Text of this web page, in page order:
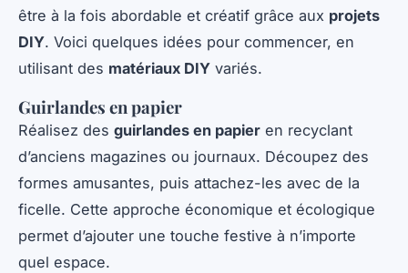
être à la fois abordable et créatif grâce aux projets
DIY. Voici quelques idées pour commencer, en
utilisant des matériaux DIY variés.
Guirlandes en papier
Réalisez des guirlandes en papier en recyclant
d’anciens magazines ou journaux. Découpez des
formes amusantes, puis attachez-les avec de la
ficelle. Cette approche économique et écologique
permet d’ajouter une touche festive à n’importe
quel espace.